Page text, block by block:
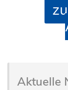
Aktuelle